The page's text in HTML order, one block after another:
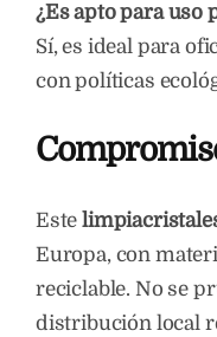
¿Es apto para uso
Sí, es ideal para
con políticas
Este
Europa, con
reciclable. No se
distribución local